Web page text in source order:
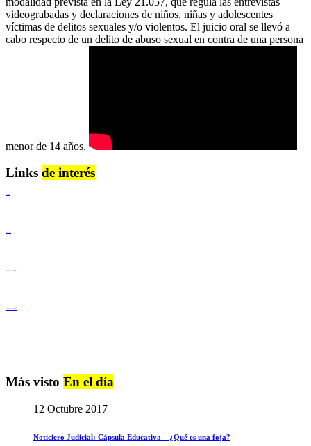
videograbadas y declaraciones de niños, niñas y adolescentes
víctimas de delitos sexuales y/o violentos. El juicio oral se llevó a
cabo respecto de un delito de abuso sexual en contra de una persona
menor de 14 años.
Links de interés
Más visto En el día
12 Octubre 2017
Noticiero Judicial: Cápsula Educativa – ¿Qué es una foja?